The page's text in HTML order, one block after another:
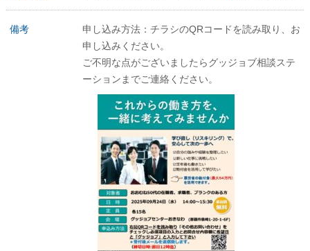
備考
申し込み方法：チラシのQRコードを読み取り、お
申し込みください。
ご不明な点がございましたらグッジョブ相談ステ
ーションまでご連絡ください。